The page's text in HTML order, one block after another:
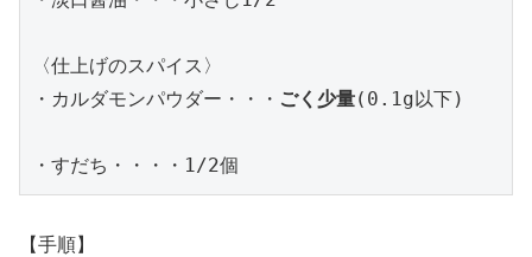
〈仕上げのスパイス〉
・カルダモンパウダー・・・ ごく少量(0.1g以下)
・すだち・・・・1/2個
【手順】